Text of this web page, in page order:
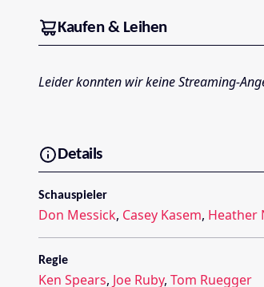
Kaufen & Leihen
Leider konnten wir keine Streaming-
Details
Schauspieler
Don Messick, Casey Kasem, Heather
Regie
Ken Spears, Joe Ruby, Tom Ruegger